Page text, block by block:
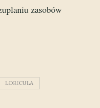
zasobów
LORICULA